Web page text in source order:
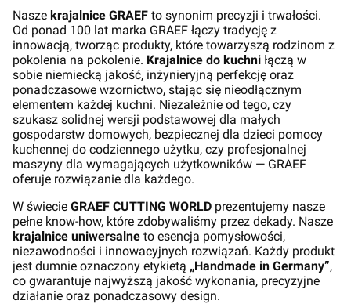
Nasze krajalnice GRAEF to synonim precyzji i trwałości.
Od ponad 100 lat marka GRAEF łączy tradycję z
innowacją, tworząc produkty, które towarzyszą rodzinom z
pokolenia na pokolenie. Krajalnice do kuchni łączą w
sobie niemiecką jakość, inżynieryjną perfekcję oraz
ponadczasowe wzornictwo, stając się nieodłącznym
elementem każdej kuchni. Niezależnie od tego, czy
szukasz solidnej wersji podstawowej dla małych
gospodarstw domowych, bezpiecznej dla dzieci pomocy
kuchennej do codziennego użytku, czy profesjonalnej
maszyny dla wymagających użytkowników — GRAEF
oferuje rozwiązanie dla każdego.
W świecie GRAEF CUTTING WORLD prezentujemy nasze
pełne know-how, które zdobywaliśmy przez dekady. Nasze
krajalnice uniwersalne to esencja pomysłowości,
niezawodności i innowacyjnych rozwiązań. Każdy produkt
jest dumnie oznaczony etykietą „Handmade in Germany”,
co gwarantuje najwyższą jakość wykonania, precyzyjne
działanie oraz ponadczasowy design.